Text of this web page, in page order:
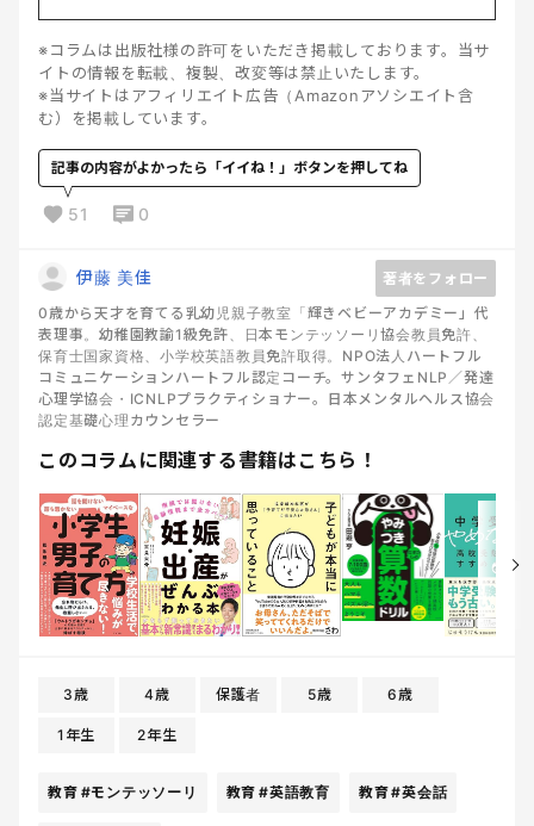
※コラムは出版社様の許可をいただき掲載しております。当サ
イトの情報を転載、複製、改変等は禁止いたします。
※当サイトはアフィリエイト広告（Amazonアソシエイト含
む）を掲載しています。
記事の内容がよかったら「イイね！」ボタンを押してね
51 0
伊藤 美佳
著者をフォロー
0歳から天才を育てる乳幼児親子教室「輝きベビーアカデミー」代
表理事。幼稚園教諭1級免許、日本モンテッソーリ協会教員免許、
保育士国家資格、小学校英語教員免許取得。NPO法人ハートフル
コミュニケーションハートフル認定コーチ。サンタフェNLP／発達
心理学協会・ICNLPプラクティショナー。日本メンタルヘルス協会
認定基礎心理カウンセラー
このコラムに関連する書籍はこちら！
3歳 4歳 保護者 5歳 6歳
1年生 2年生
教育 #モンテッソーリ 教育 #英語教育 教育#英会話